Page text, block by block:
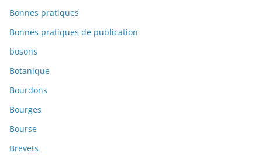
Bonnes pratiques
Bonnes pratiques de publication
bosons
Botanique
Bourdons
Bourges
Bourse
Brevets